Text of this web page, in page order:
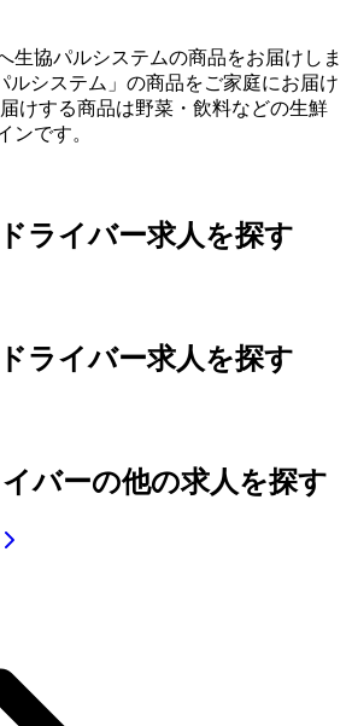
生協パルシステムの商品をお届けしま
ルシステム」の商品をご家庭にお届け
けする商品は野菜・飲料などの生鮮
ンです。
ライバー求人を探す
ライバー求人を探す
バーの他の求人を探す